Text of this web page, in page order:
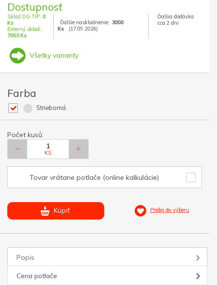
Dostupnosť
Sklad DG TIP: 0
Ks
Externý sklad:
7003 Ks
Ďalšie naskladnenie: 3000
Ks
(17.09.2026)
Ďalšia dodávka
cca 2 dni
Všetky varianty
Farba
Strieborná
Počet kusů:
KS
Tovar vrátane potlače (online kalkulácie)
Kúpiť Pridaj do výberu
Popis
Cena potlače